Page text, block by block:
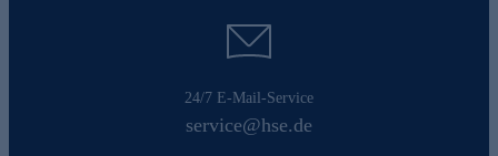
24/7 E-Mail-Service
service@hse.de